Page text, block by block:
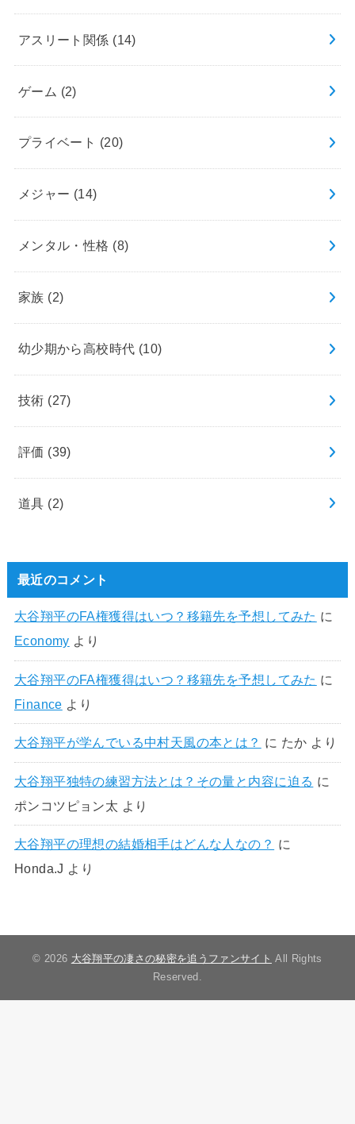
アスリート関係 (14)
ゲーム (2)
プライベート (20)
メジャー (14)
メンタル・性格 (8)
家族 (2)
幼少期から高校時代 (10)
技術 (27)
評価 (39)
道具 (2)
最近のコメント
大谷翔平のFA権獲得はいつ？移籍先を予想してみた に
Economy より
大谷翔平のFA権獲得はいつ？移籍先を予想してみた に
Finance より
大谷翔平が学んでいる中村天風の本とは？ に たか より
大谷翔平独特の練習方法とは？その量と内容に迫る に
ポンコツピョン太 より
大谷翔平の理想の結婚相手はどんな人なの？ に
Honda.J より
© 2026 大谷翔平の凄さの秘密を追うファンサイト All Rights
Reserved.